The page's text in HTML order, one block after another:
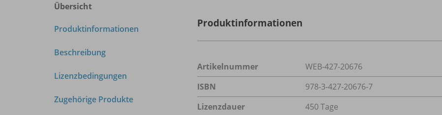
Übersicht
Produktinformationen
Beschreibung
Lizenzbedingungen
Zugehörige Produkte
Produktinformationen
Artikelnummer
WEB-427-20676
ISBN
978-3-427-20676-7
Lizenzdauer
450 Tage